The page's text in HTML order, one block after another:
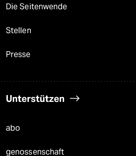
Die Seitenwende
Stellen
Presse
Unterstützen
abo
genossenschaft